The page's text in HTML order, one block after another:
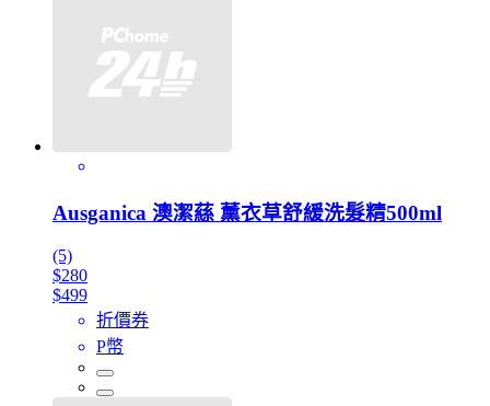
Ausganica 澳潔蕬 薰衣草舒緩洗髮精500ml
(5)
$280
$499
折價券
P幣